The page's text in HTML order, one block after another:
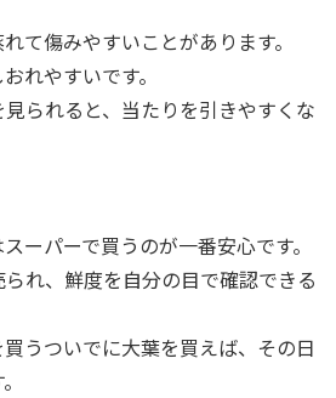
て傷みやすいことがあります。
れやすいです。
られると、当たりを引きやすくな
ーパーで買うのが一番安心です。
れ、鮮度を自分の目で確認できる
うついでに大葉を買えば、その日